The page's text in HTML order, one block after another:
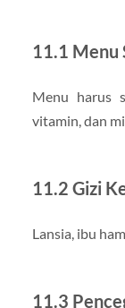
11.1 Menu
Menu harus
vitamin, dan
11.2 Gizi
Lansia, ibu
11.3